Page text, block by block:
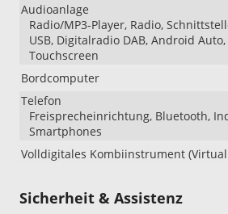
Audioanlage
Radio/MP3-Player, Radio,
USB, Digitalradio DAB, Android
Touchscreen
Bordcomputer
Telefon
Freisprecheinrichtung, Bluetooth,
Smartphones
Volldigitales Kombiinstrument
Sicherheit & Assistenz